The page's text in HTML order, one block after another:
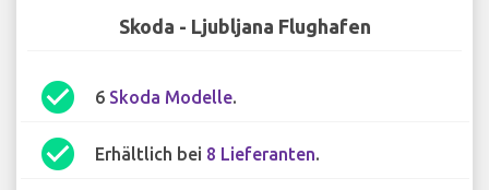
Skoda - Ljubljana Flughafen
check_circle 6 Skoda Modelle.
check_circle Erhältlich bei 8 Lieferanten.